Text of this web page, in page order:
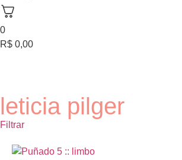
0
R$ 0,00
leticia pilger
Filtrar